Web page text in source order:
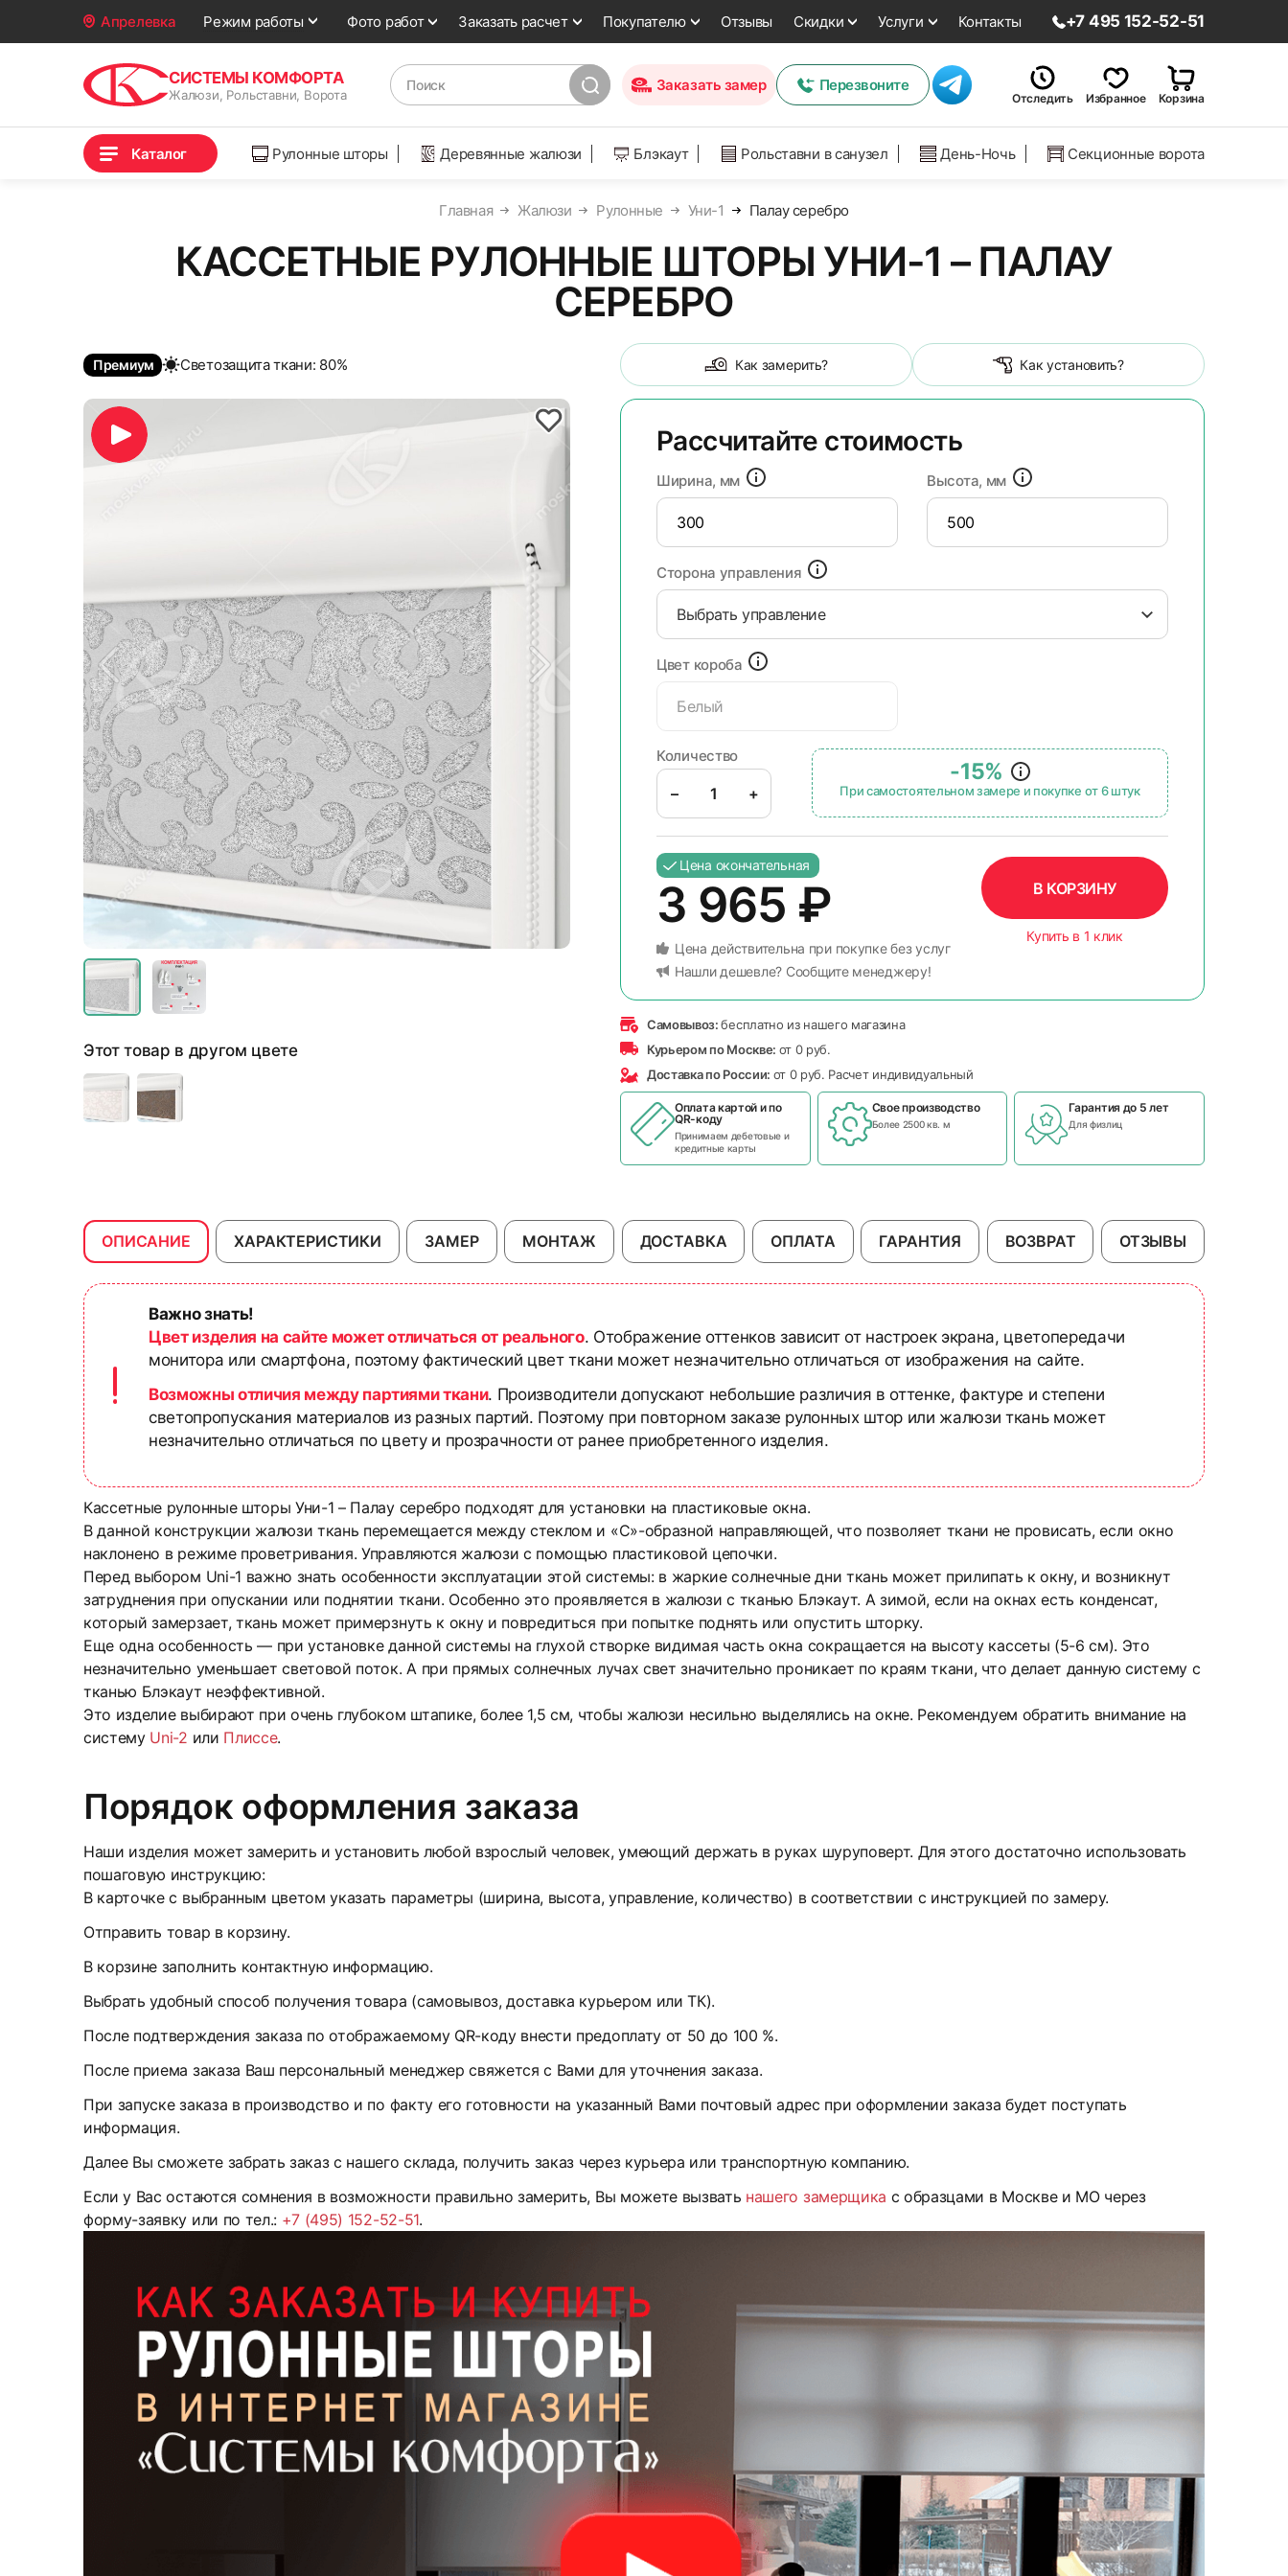
Апрелевка Режим работы Фото работ Заказать расчет Покупателю Отзывы Скидки Услуги Контакты +7 495 152-52-51
СИСТЕМЫ КОМФОРТА
Жалюзи, Рольставни, Ворота
Заказать замер Перезвоните
Отследить Избранное Корзина
Каталог Рулонные шторы Деревянные жалюзи Блэкаут Рольставни в санузел День-Ночь Секционные ворота
Главная Жалюзи Рулонные Уни-1 Палау серебро
КАССЕТНЫЕ РУЛОННЫЕ ШТОРЫ УНИ-1 – ПАЛАУ
СЕРЕБРО
Премиум Cветозащита ткани: 80% Как замерить? Как установить?
Этот товар в другом цвете
Рассчитайте стоимость
Ширина, мм Высота, мм
Сторона управления
Выбрать управление
Цвет короба
Белый
Количество
– +
-15%
При самостоятельном замере и покупке от 6 штук
Цена окончательная
3 965 ₽
Цена действительна при покупке без услуг
Нашли дешевле? Сообщите менеджеру!
В КОРЗИНУ
Купить в 1 клик
Самовывоз:бесплатно из нашего магазина
Курьером по Москве: от 0 руб.
Доставка по России: от 0 руб. Расчет индивидуальный
Оплата картой и по
QR-коду
Принимаем дебетовые и
кредитные карты
Свое производство
Более 2500 кв. м
Гарантия до 5 лет
Для физлиц
ОПИСАНИЕ ХАРАКТЕРИСТИКИ ЗАМЕР МОНТАЖ ДОСТАВКА ОПЛАТА ГАРАНТИЯ ВОЗВРАТ ОТЗЫВЫ
Важно знать!
Цвет изделия на сайте может отличаться от реального. Отображение оттенков зависит от настроек экрана, цветопередачи
монитора или смартфона, поэтому фактический цвет ткани может незначительно отличаться от изображения на сайте.
Возможны отличия между партиями ткани. Производители допускают небольшие различия в оттенке, фактуре и степени
светопропускания материалов из разных партий. Поэтому при повторном заказе рулонных штор или жалюзи ткань может
незначительно отличаться по цвету и прозрачности от ранее приобретенного изделия.
Кассетные рулонные шторы Уни-1 – Палау серебро подходят для установки на пластиковые окна.
В данной конструкции жалюзи ткань перемещается между стеклом и «С»-образной направляющей, что позволяет ткани не провисать, если окно
наклонено в режиме проветривания. Управляются жалюзи с помощью пластиковой цепочки.
Перед выбором Uni-1 важно знать особенности эксплуатации этой системы: в жаркие солнечные дни ткань может прилипать к окну, и возникнут
затруднения при опускании или поднятии ткани. Особенно это проявляется в жалюзи с тканью Блэкаут. А зимой, если на окнах есть конденсат,
который замерзает, ткань может примерзнуть к окну и повредиться при попытке поднять или опустить шторку.
Еще одна особенность — при установке данной системы на глухой створке видимая часть окна сокращается на высоту кассеты (5-6 см). Это
незначительно уменьшает световой поток. А при прямых солнечных лучах свет значительно проникает по краям ткани, что делает данную систему с
тканью Блэкаут неэффективной.
Это изделие выбирают при очень глубоком штапике, более 1,5 см, чтобы жалюзи несильно выделялись на окне. Рекомендуем обратить внимание на
систему Uni-2 или Плиссе.
Порядок оформления заказа
Наши изделия может замерить и установить любой взрослый человек, умеющий держать в руках шуруповерт. Для этого достаточно использовать
пошаговую инструкцию:
В карточке с выбранным цветом указать параметры (ширина, высота, управление, количество) в соответствии с инструкцией по замеру.
Отправить товар в корзину.
В корзине заполнить контактную информацию.
Выбрать удобный способ получения товара (самовывоз, доставка курьером или ТК).
После подтверждения заказа по отображаемому QR-коду внести предоплату от 50 до 100 %.
После приема заказа Ваш персональный менеджер свяжется с Вами для уточнения заказа.
При запуске заказа в производство и по факту его готовности на указанный Вами почтовый адрес при оформлении заказа будет поступать
информация.
Далее Вы сможете забрать заказ с нашего склада, получить заказ через курьера или транспортную компанию.
Если у Вас остаются сомнения в возможности правильно замерить, Вы можете вызвать нашего замерщика с образцами в Москве и МО через
форму-заявку или по тел.: +7 (495) 152-52-51.